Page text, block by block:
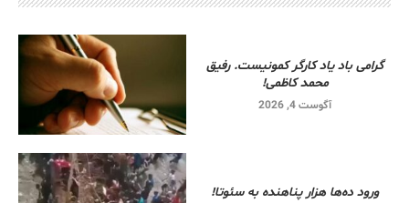
گرامی باد یاد کارگر کمونیست. رفیق
محمد کاظمی!
آگوست 4, 2026
ورود ده‌ها هزار پناهنده به سئوتا!